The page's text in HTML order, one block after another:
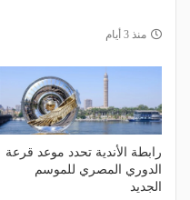
منذ 3 أيام
رابطة الأندية تحدد موعد قرعة
الدوري المصري للموسم
الجديد